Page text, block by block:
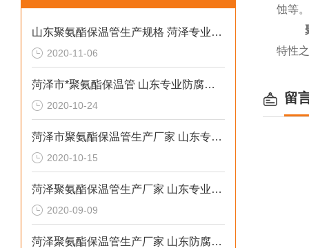
山东聚氨酯保温管生产规格 菏泽专业防腐保温材料
2020-11-06
菏泽市*聚氨酯保温管 山东专业防腐保温材料
2020-10-24
菏泽市聚氨酯保温管生产厂家 山东专业防腐保温材料
2020-10-15
菏泽聚氨酯保温管生产厂家 山东专业防腐保温厂家
2020-09-09
菏泽聚氨酯保温管生产厂家 山东防腐保温材料
蚀等。
特性
留